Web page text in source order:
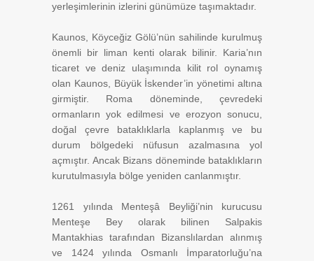
yerleşimlerinin izlerini günümüze taşımaktadır.
Kaunos, Köyceğiz Gölü’nün sahilinde kurulmuş
önemli bir liman kenti olarak bilinir. Karia’nın
ticaret ve deniz ulaşımında kilit rol oynamış
olan Kaunos, Büyük İskender’in yönetimi altına
girmiştir. Roma döneminde, çevredeki
ormanların yok edilmesi ve erozyon sonucu,
doğal çevre bataklıklarla kaplanmış ve bu
durum bölgedeki nüfusun azalmasına yol
açmıştır. Ancak Bizans döneminde bataklıkların
kurutulmasıyla bölge yeniden canlanmıştır.
1261 yılında Menteşâ Beyliği’nin kurucusu
Menteşe Bey olarak bilinen Salpakis
Mantakhias tarafından Bizanslılardan alınmış
ve 1424 yılında Osmanlı İmparatorluğu’na